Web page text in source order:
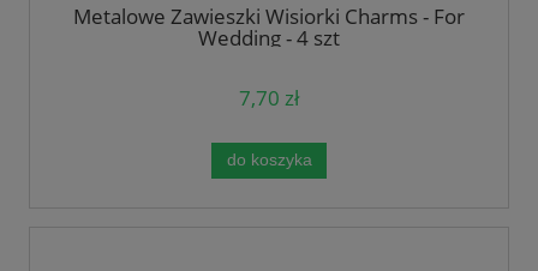
Metalowe Zawieszki Wisiorki Charms - For
Wedding - 4 szt
7,70 zł
do koszyka